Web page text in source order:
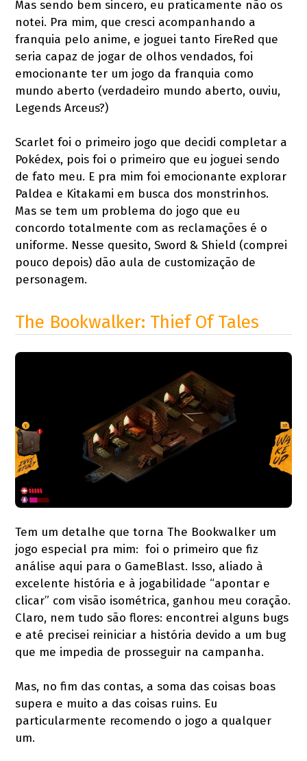
Mas sendo bem sincero, eu praticamente não os
notei. Pra mim, que cresci acompanhando a
franquia pelo anime, e joguei tanto FireRed que
seria capaz de jogar de olhos vendados, foi
emocionante ter um jogo da franquia como
mundo aberto (verdadeiro mundo aberto, ouviu,
Legends Arceus?)
Scarlet foi o primeiro jogo que decidi completar a
Pokédex, pois foi o primeiro que eu joguei sendo
de fato meu. E pra mim foi emocionante explorar
Paldea e Kitakami em busca dos monstrinhos.
Mas se tem um problema do jogo que eu
concordo totalmente com as reclamações é o
uniforme. Nesse quesito, Sword & Shield (comprei
pouco depois) dão aula de customização de
personagem.
The Bookwalker: Thief Of Tales
Tem um detalhe que torna The Bookwalker um
jogo especial pra mim: foi o primeiro que fiz
análise aqui para o GameBlast. Isso, aliado à
excelente história e à jogabilidade “apontar e
clicar” com visão isométrica, ganhou meu coração.
Claro, nem tudo são flores: encontrei alguns bugs
e até precisei reiniciar a história devido a um bug
que me impedia de prosseguir na campanha.
Mas, no fim das contas, a soma das coisas boas
supera e muito a das coisas ruins. Eu
particularmente recomendo o jogo a qualquer
um.